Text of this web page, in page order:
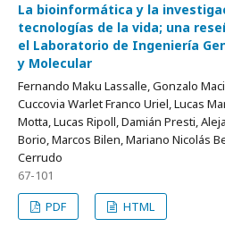
La bioinformática y la
tecnologías de la vida; una
el Laboratorio de Ingeniería
y Molecular
Fernando Maku Lassalle, Gonzalo
Cuccovia Warlet Franco Uriel, Lucas
Motta, Lucas Ripoll, Damián Presti,
Borio, Marcos Bilen, Mariano Nicolás
Cerrudo
67-101
PDF
HTML